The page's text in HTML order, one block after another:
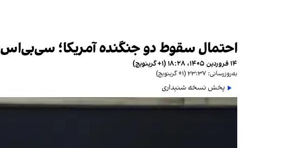
احتمال سقوط دو جنگنده آمریکا؛
۱۴ فروردین ۱۴۰۵، ۱۸:۲۸ (‎+۱ گرینویچ)
به‌روزرسانی: ۲۳:۳۷ (‎+۱ گرینویچ)
پخش نسخه شنیداری